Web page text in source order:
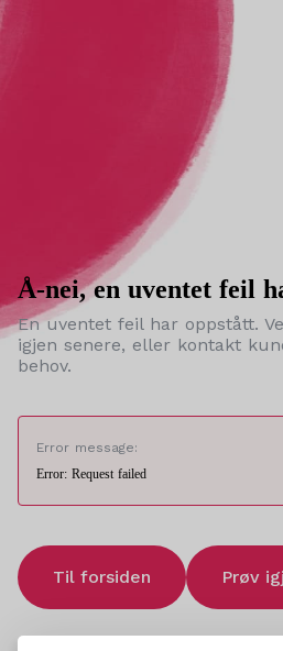
Å-nei, en uventet feil
En uventet feil har oppstått.
igjen senere, eller kontakt
behov.
Error message:
Error: Request failed
Til forsiden Prøv